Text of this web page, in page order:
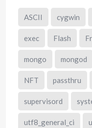
ASCII cygwin
exec Flash
mongo mongod
NFT passthru
supervisord
utf8_general_ci